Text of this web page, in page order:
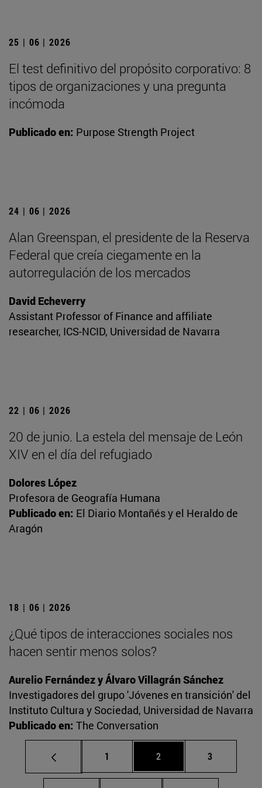
25 | 06 | 2026
El test definitivo del propósito corporativo: 8
tipos de organizaciones y una pregunta
incómoda
Publicado en: Purpose Strength Project
24 | 06 | 2026
Alan Greenspan, el presidente de la Reserva
Federal que creía ciegamente en la
autorregulación de los mercados
David Echeverry
Assistant Professor of Finance and affiliate
researcher, ICS-NCID, Universidad de Navarra
22 | 06 | 2026
20 de junio. La estela del mensaje de León
XIV en el día del refugiado
Dolores López
Profesora de Geografía Humana
Publicado en: El Diario Montañés y el Heraldo de
Aragón
18 | 06 | 2026
¿Qué tipos de interacciones sociales nos
hacen sentir menos solos?
Aurelio Fernández y Álvaro Villagrán Sánchez
Investigadores del grupo 'Jóvenes en transición' del
Instituto Cultura y Sociedad, Universidad de Navarra
Publicado en: The Conversation
Página
1 Página
2 Página
3